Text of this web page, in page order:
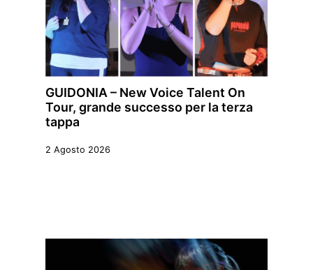
GUIDONIA – New Voice Talent On
Tour, grande successo per la terza
tappa
2 Agosto 2026